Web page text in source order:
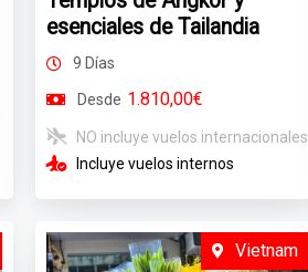
esenciales de Tailandia
9 Días
Desde 1.810,00€
NO incluye vuelos internacionales
Incluye vuelos internos
Vietnam